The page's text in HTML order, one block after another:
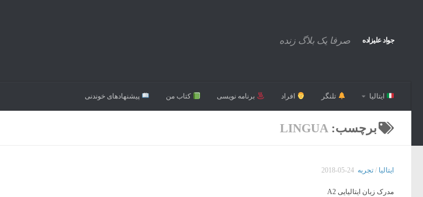
جواد علیزاده صرفا یک بلاگ زنده
ایتالیا تلنگر افراد برنامه نویسی کتاب من پیشنهاد‌های خوندنی
برچسب: LINGUA
ایتالیا / تجربه 2018-05-24
مدرک زبان ایتالیایی A2